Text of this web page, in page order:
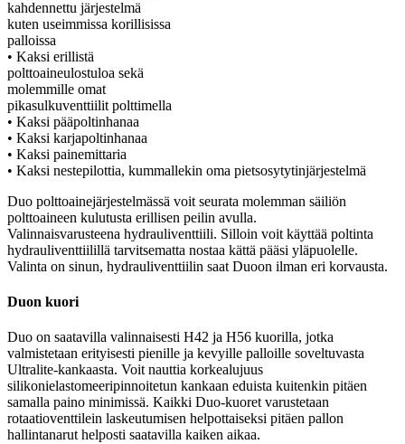
kahdennettu järjestelmä
kuten useimmissa korillisissa
palloissa
• Kaksi erillistä
polttoaineulostuloa sekä
molemmille omat
pikasulkuventtiilit polttimella
• Kaksi pääpoltinhanaa
• Kaksi karjapoltinhanaa
• Kaksi painemittaria
• Kaksi nestepilottia, kummallekin oma pietsosytytinjärjestelmä
Duo polttoainejärjestelmässä voit seurata molemman säiliön
polttoaineen kulutusta erillisen peilin avulla.
Valinnaisvarusteena hydrauliventtiili. Silloin voit käyttää poltinta
hydrauliventtiilillä tarvitsematta nostaa kättä pääsi yläpuolelle.
Valinta on sinun, hydrauliventtiilin saat Duoon ilman eri korvausta.
Duon kuori
Duo on saatavilla valinnaisesti H42 ja H56 kuorilla, jotka
valmistetaan erityisesti pienille ja kevyille palloille soveltuvasta
Ultralite-kankaasta. Voit nauttia korkealujuus
silikonielastomeeripinnoitetun kankaan eduista kuitenkin pitäen
samalla paino minimissä. Kaikki Duo-kuoret varustetaan
rotaatioventtilein laskeutumisen helpottaiseksi pitäen pallon
hallintanarut helposti saatavilla kaiken aikaa.